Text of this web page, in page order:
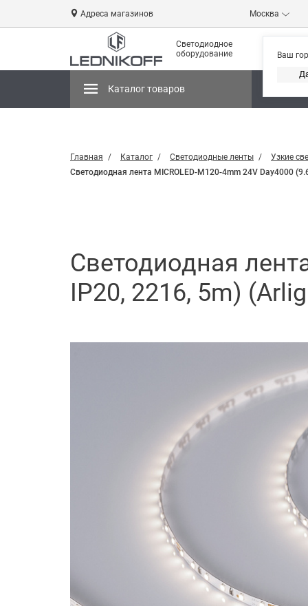
Адреса магазинов Москва
Ваш
Светодиодное
оборудование
Каталог товаров
Главная Каталог Светодиодные ленты Узкие
Светодиодная лента MICROLED-M120-4mm 24V Day4000
Светодиодная
IP20, 2216, 5m)